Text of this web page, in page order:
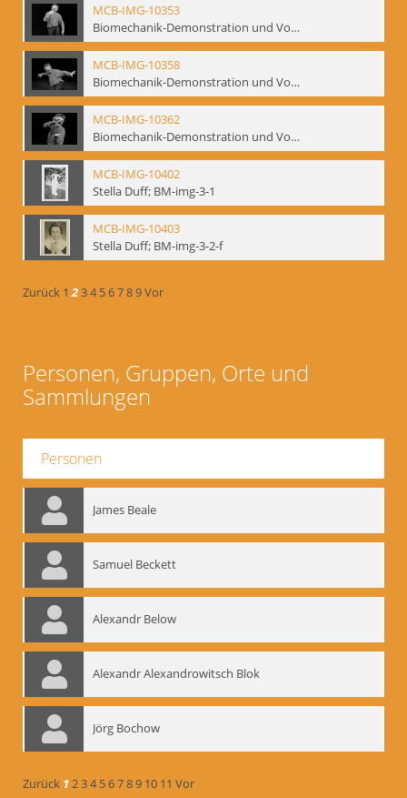
MCB-IMG-10353
Biomechanik-Demonstration und Vortrag, Berliner Ensemble, 04.10.1991
MCB-IMG-10358
Biomechanik-Demonstration und Vortrag, Berliner Ensemble, 04.10.1991
MCB-IMG-10362
Biomechanik-Demonstration und Vortrag, Berliner Ensemble, 04.10.1991
MCB-IMG-10402
Stella Duff; BM-img-3-1
MCB-IMG-10403
Stella Duff; BM-img-3-2-f
Zurück 1 234 56789Vor
Personen, Gruppen, Orte und
Sammlungen
Personen
James Beale
Samuel Beckett
Alexandr Below
Alexandr Alexandrowitsch Blok
Jörg Bochow
Zurück 1234 56789 10 11 Vor